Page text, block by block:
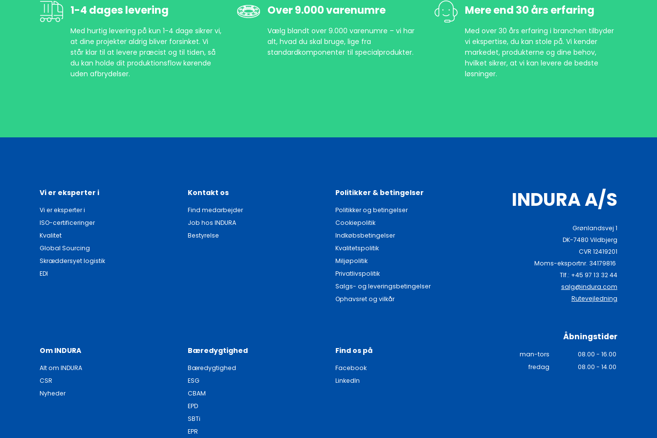
1-4 dages levering
Med hurtig levering på kun 1-4 dage sikrer vi,
at dine projekter aldrig bliver forsinket. Vi
står klar til at levere præcist og til tiden, så
du kan holde dit produktionsflow kørende
uden afbrydelser.
Over 9.000 varenumre
Vælg blandt over 9.000 varenumre – vi har
alt, hvad du skal bruge, lige fra
standardkomponenter til specialprodukter.
Mere end 30 års erfaring
Med over 30 års erfaring i branchen tilbyder
vi ekspertise, du kan stole på. Vi kender
markedet, produkterne og dine behov,
hvilket sikrer, at vi kan levere de bedste
løsninger.
Vi er eksperter i
Vi er eksperter i
ISO-certificeringer
Kvalitet
Global Sourcing
Skræddersyet logistik
EDI
Kontakt os
Find medarbejder
Job hos INDURA
Bestyrelse
Politikker & betingelser
Politikker og betingelser
Cookiepolitik
Indkøbsbetingelser
Kvalitetspolitik
Miljøpolitik
Privatlivspolitik
Salgs- og leveringsbetingelser
Ophavsret og vilkår
Om INDURA
Alt om INDURA
CSR
Nyheder
Bæredygtighed
Bæredygtighed
ESG
CBAM
EPD
SBTi
EPR
Find os på
Facebook
LinkedIn
INDURA A/S
Grønlandsvej 1
DK-7480 Vildbjerg
CVR 12419201
Moms-eksportnr. 34179816
Tlf.: +45 97 13 32 44
salg@indura.com
Rutevejledning
Åbningstider
man-tors
08.00 - 16.00
fredag
08.00 - 14.00